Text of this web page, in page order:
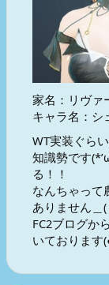
家名：リヴァ
キャラ名：シ
WT実装ぐら
知識勢です
る！！
なんちゃって
ありません＿
FC2ブログか
いております